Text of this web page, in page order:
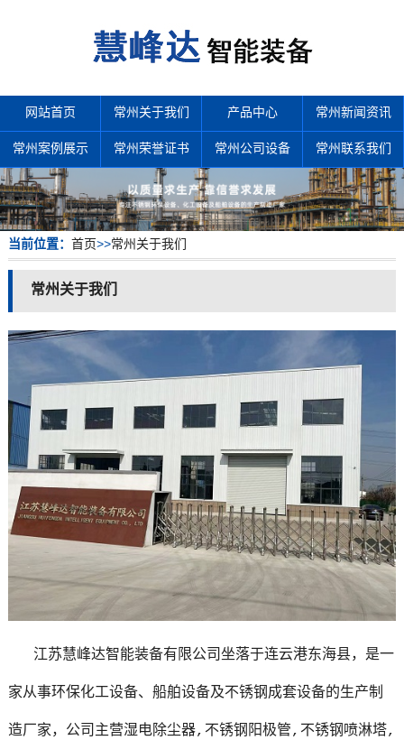
网站首页 常州关于我们 产品中心 常州新闻资讯
常州案例展示 常州荣誉证书 常州公司设备 常州联系我们
当前位置： 首页>>常州关于我们
常州关于我们
江苏慧峰达智能装备有限公司坐落于连云港东海县，是一
家从事环保化工设备、船舶设备及不锈钢成套设备的生产制
造厂家，公司主营湿电除尘器,不锈钢阳极管,不锈钢喷淋塔,